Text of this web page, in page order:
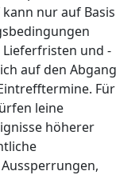
nur auf Basis
und -
auf den Abgang
Für
leine
höherer